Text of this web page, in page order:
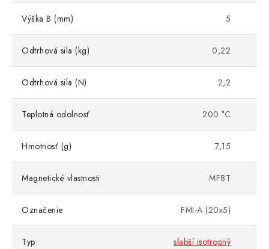
Výška B (mm) 5
Odtrhová sila (kg) 0,22
Odtrhová sila (N) 2,2
Teplotná odolnosť 200 °C
Hmotnosť (g) 7,15
Magnetické vlastnosti MF8T
Označenie FMI-A (20x5)
Typ slabší isotropný